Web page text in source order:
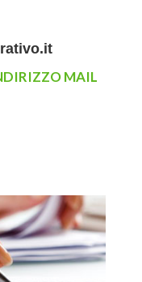
MAIL